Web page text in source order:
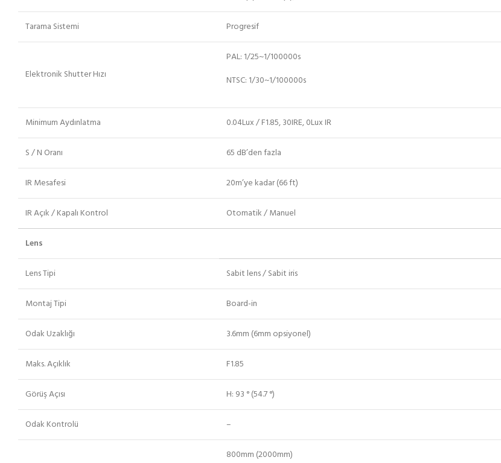
Tarama Sistemi Progresif
Elektronik Shutter Hızı
PAL: 1/25~1/100000s
NTSC: 1/30~1/100000s
Minimum Aydınlatma 0.04Lux / F1.85, 30IRE, 0Lux IR
S / N Oranı 65 dB’den fazla
IR Mesafesi 20m’ye kadar (66 ft)
IR Açık / Kapalı Kontrol Otomatik / Manuel
Lens
Lens Tipi Sabit lens / Sabit iris
Montaj Tipi Board-in
Odak Uzaklığı 3.6mm (6mm opsiyonel)
Maks. Açıklık F1.85
Görüş Açısı H: 93 ° (54.7 °)
Odak Kontrolü –
800mm (2000mm)